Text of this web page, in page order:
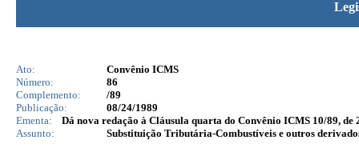
Ato:
Convênio ICMS
Número:
86
Complemento:
/89
Publicação:
08/24/1989
Ementa:
Dá nova redação à Cláusula quarta do Convênio ICMS 10/89, de
Assunto:
Substituição Tributária-Combustíveis e outros